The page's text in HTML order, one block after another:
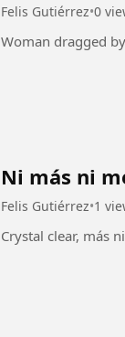
Felis Gutiérrez•0
Woman dragged
Ni más ni
Felis Gutiérrez•1
Crystal clear, más